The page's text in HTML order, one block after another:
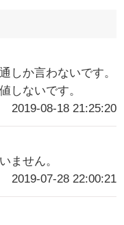
しか言わないです。
しないです。
2019-08-18 21:25:20
ません。
2019-07-28 22:00:21